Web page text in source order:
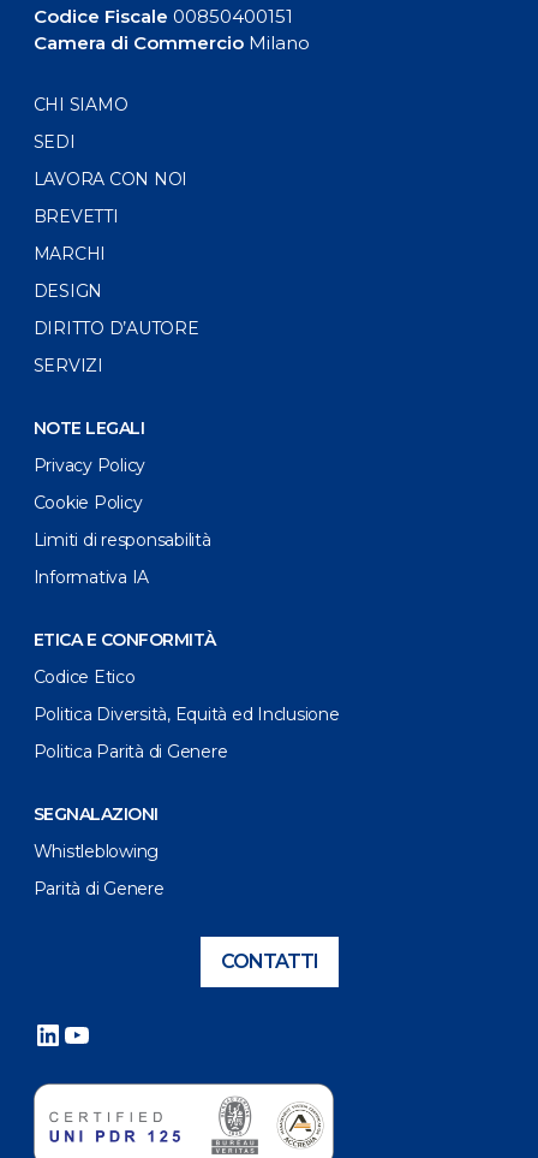
Codice Fiscale 00850400151
Camera di CommercioMilano
CHI SIAMO
SEDI
LAVORA CON NOI
BREVETTI
MARCHI
DESIGN
DIRITTO D’AUTORE
SERVIZI
NOTE LEGALI
Privacy Policy
Cookie Policy
Limiti di responsabilità
Informativa IA
ETICA E CONFORMITÀ
Codice Etico
Politica Diversità, Equità ed Inclusione
Politica Parità di Genere
SEGNALAZIONI
Whistleblowing
Parità di Genere
CONTATTI
LinkedIn
YouTube